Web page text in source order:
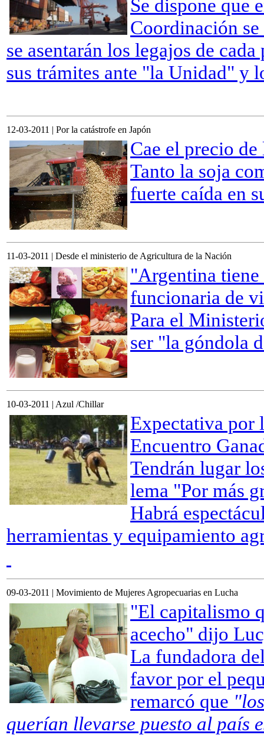
Se dispone que
Coordinación
se asentarán los legajos de
sus trámites ante "la Unidad" y
12-03-2011 | Por la catástrofe en Japón
Cae el precio
Tanto la soja
fuerte caída en
11-03-2011 | Desde el ministerio de Agricultura de la Nación
"Argentina
funcionaria de
Para el
ser "la góndola
10-03-2011 | Azul /Chillar
Expectativa por
Encuentro
Tendrán lugar
lema "Por más
Habrá
herramientas y equipamiento
09-03-2011 | Movimiento de Mujeres Agropecuarias en Lucha
"El capitalismo
acecho" dijo
La fundadora
favor por el
remarcó que
querían llevarse puesto al país